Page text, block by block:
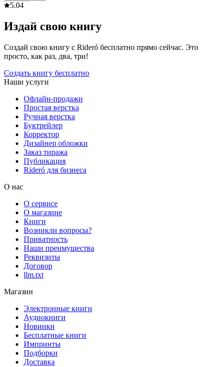
5.04
Издай свою книгу
Создай свою книгу с Rideró бесплатно прямо сейчас. Это
просто, как раз, два, три!
Создать книгу бесплатно
Наши услуги
Офлайн-продажи
Простая верстка
Ручная верстка
Буктрейлер
Корректор
Дизайнер обложки
Заказ тиража
Публикация
Rideró для бизнеса
О нас
О сервисе
О магазине
Книги
Возникли вопросы?
Приватность
Наши преимущества
Реквизиты
Договор
llm.txt
Магазин
Электронные книги
Аудиокниги
Новинки
Бесплатные книги
Импринты
Подборки
Доставка